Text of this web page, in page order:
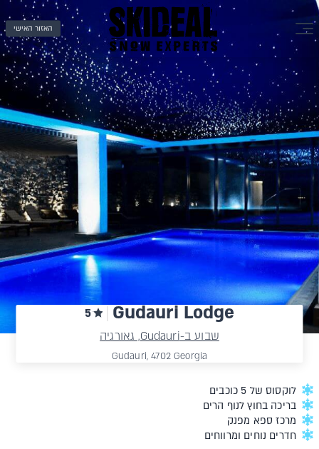
האזור האישי
Gudauri Lodge
5
שבוע ב-Gudauri, גאורגיה
Gudauri, 4702 Georgia
לוקסוס של 5 כוכבים
בריכה בחוץ לנוף הרים
מרכז ספא מפנק
חדרים נוחים ומרווחים